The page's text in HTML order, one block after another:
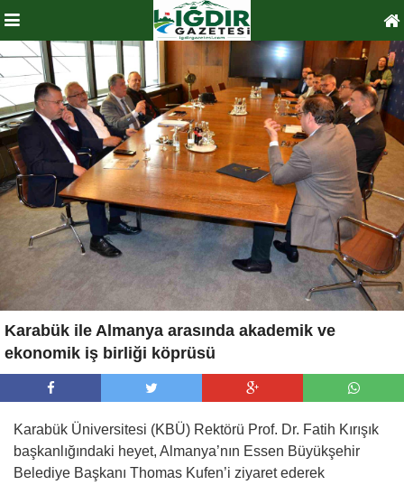
Karabük ile Almanya arasında akademik ve
ekonomik iş birliği köprüsü
Karabük Üniversitesi (KBÜ) Rektörü Prof. Dr. Fatih Kırışık
başkanlığındaki heyet, Almanya’nın Essen Büyükşehir
Belediye Başkanı Thomas Kufen’i ziyaret ederek